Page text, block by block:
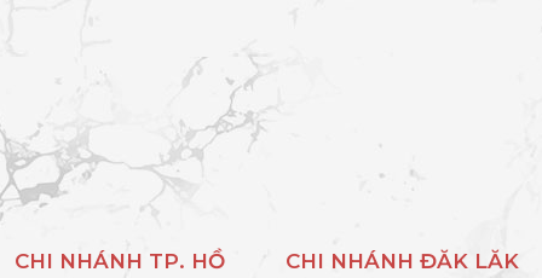
CHI NHÁNH TP. HỒ
CHI NHÁNH ĐĂK LĂK